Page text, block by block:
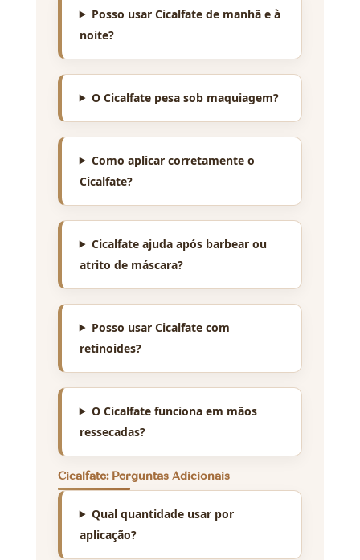
Posso usar Cicalfate de manhã e à
noite?
O Cicalfate pesa sob maquiagem?
Como aplicar corretamente o
Cicalfate?
Cicalfate ajuda após barbear ou
atrito de máscara?
Posso usar Cicalfate com
retinoides?
O Cicalfate funciona em mãos
ressecadas?
Cicalfate: Perguntas Adicionais
Qual quantidade usar por
aplicação?